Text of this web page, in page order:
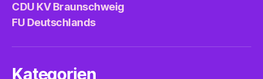
CDU KV Braunschweig
FU Deutschlands
Kategorien